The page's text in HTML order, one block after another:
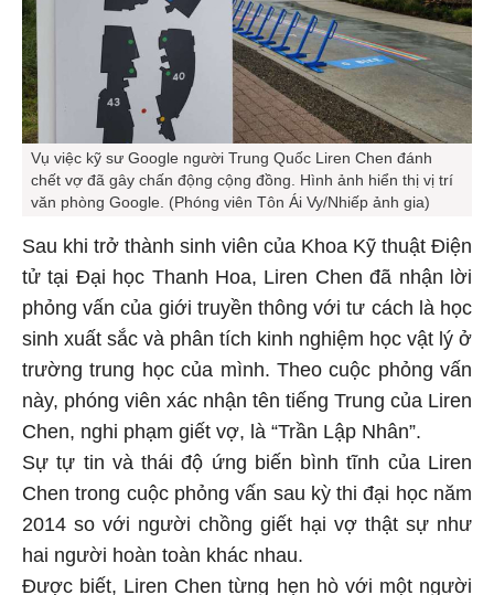
Vụ việc kỹ sư Google người Trung Quốc Liren Chen đánh
chết vợ đã gây chấn động cộng đồng. Hình ảnh hiển thị vị trí
văn phòng Google. (Phóng viên Tôn Ái Vy/Nhiếp ảnh gia)
Sau khi trở thành sinh viên của Khoa Kỹ thuật Điện
tử tại Đại học Thanh Hoa, Liren Chen đã nhận lời
phỏng vấn của giới truyền thông với tư cách là học
sinh xuất sắc và phân tích kinh nghiệm học vật lý ở
trường trung học của mình. Theo cuộc phỏng vấn
này, phóng viên xác nhận tên tiếng Trung của Liren
Chen, nghi phạm giết vợ, là “Trần Lập Nhân”.
Sự tự tin và thái độ ứng biến bình tĩnh của Liren
Chen trong cuộc phỏng vấn sau kỳ thi đại học năm
2014 so với người chồng giết hại vợ thật sự như
hai người hoàn toàn khác nhau.
Được biết, Liren Chen từng hẹn hò với một người